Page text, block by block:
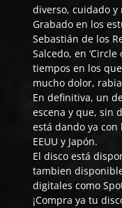
diverso, cuidado
Grabado en los
Sebastián de los
Salcedo, en
tiempos en los
mucho dolor,
En definitiva, un
escena y que, sin
está dando ya
EEUU y Japón.
El disco está
tambien
digitales como
¡Compra ya tu